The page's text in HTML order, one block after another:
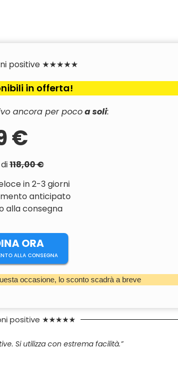
positive ★★★★★
in offerta!
ancora per pocoa soli:
€
di118,00 €
in 2-3 giorni
anticipato
alla consegna
ORA
ALLA CONSEGNA
occasione, lo sconto scadrà a breve
positive ★★★★★
Si utilizza con estrema facilità.”